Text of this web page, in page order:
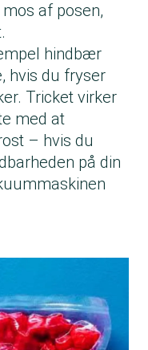
af posen,
hindbær
hvis du fryser
Tricket virker
med at
– hvis du
på din